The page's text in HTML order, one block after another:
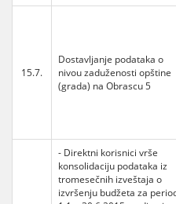
15.7.
Dostavljanje podataka o
nivou zaduženosti opštine
(grada) na Obrascu 5
- Direktni korisnici vrše
konsolidaciju podataka iz
tromesečnih izveštaja o
izvršenju budžeta za